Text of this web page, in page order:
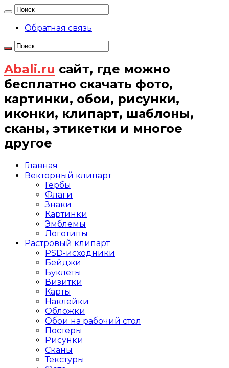
Обратная связь
Abali.ru сайт, где можно
бесплатно скачать фото,
картинки, обои, рисунки,
иконки, клипарт, шаблоны,
сканы, этикетки и многое
другое
Главная
Векторный клипарт
Гербы
Флаги
Знаки
Картинки
Эмблемы
Логотипы
Растровый клипарт
PSD-исходники
Бейджи
Буклеты
Визитки
Карты
Наклейки
Обложки
Обои на рабочий стол
Постеры
Рисунки
Сканы
Текстуры